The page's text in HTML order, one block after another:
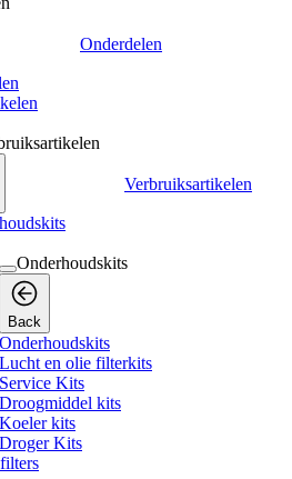
Onderdelen
Verbruiksartikelen
Onderhoudskits
Back
Onderhoudskits
Lucht en olie filterkits
Service Kits
Droogmiddel kits
Koeler kits
Droger Kits